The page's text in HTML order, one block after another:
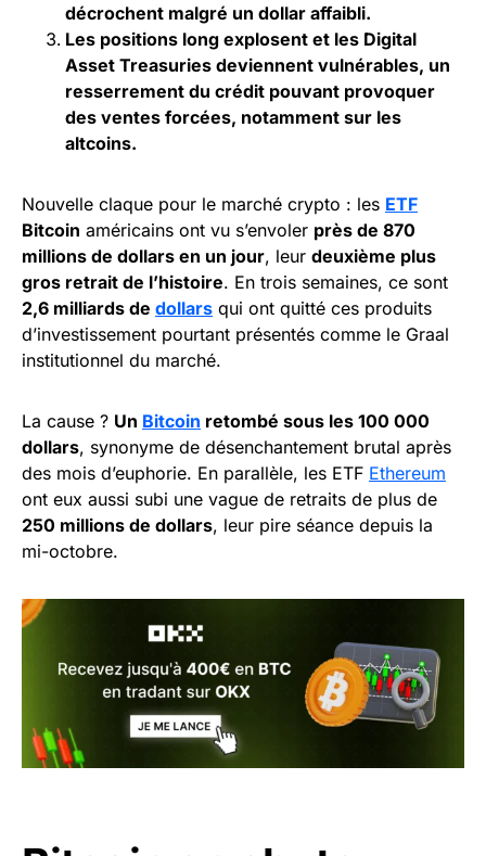
décrochent malgré un dollar affaibli.
Les positions long explosent et les Digital
Asset Treasuries deviennent vulnérables, un
resserrement du crédit pouvant provoquer
des ventes forcées, notamment sur les
altcoins.
Nouvelle claque pour le marché crypto : les ETF
Bitcoin américains ont vu s’envoler près de 870
millions de dollars en un jour, leur deuxième plus
gros retrait de l’histoire. En trois semaines, ce sont
2,6 milliards de dollars qui ont quitté ces produits
d’investissement pourtant présentés comme le Graal
institutionnel du marché.
La cause ? Un Bitcoin retombé sous les 100 000
dollars, synonyme de désenchantement brutal après
des mois d’euphorie. En parallèle, les ETF Ethereum
ont eux aussi subi une vague de retraits de plus de
250 millions de dollars, leur pire séance depuis la
mi-octobre.